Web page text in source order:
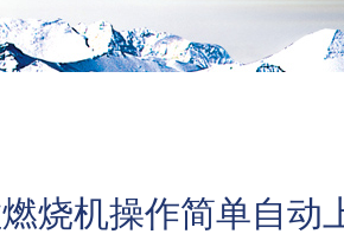
烧机操作简单自动